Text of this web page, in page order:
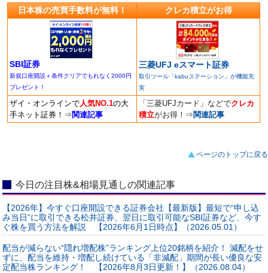
日本株の売買手数料が無料！ クレカ積立がお得
SBI証券
新規口座開設＋条件クリアでもれなく2000円
プレゼント！
三菱UFJ eスマート証券
取引ツール「kabuステーション」が機能充
実
ザイ・オンラインで人気NO.1の大
手ネット証券！ ⇒ 関連記事
「三菱UFJカード」などでクレカ
積立がお得！ ⇒ 関連記事
ページのトップに戻る
今日の注目株&相場見通しの関連記事
【2026年】今すぐ口座開設できる証券会社【最新版】最短で“申し込
み当日”に取引できる松井証券、翌日に取引可能なSBI証券など、今す
ぐ株を買う方法を解説 【2026年6月1日時点】（2026.05.01）
配当が減らない“隠れ増配株”ランキング上位20銘柄を紹介！ 減配をせ
ずに、配当を維持・増配し続けている「非減配」期間が長い優良な安
定配当株ランキング！ 【2026年8月3日更新！】（2026.08.04）